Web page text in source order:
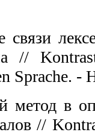
//
Sprache. -
в
//